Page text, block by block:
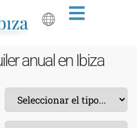
anual en Ibiza